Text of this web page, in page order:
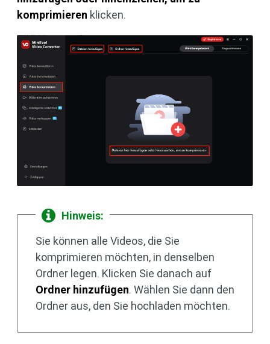
komprimieren klicken.
Hinweis:
Sie können alle Videos, die Sie
komprimieren möchten, in denselben
Ordner legen. Klicken Sie danach auf
Ordner hinzufügen. Wählen Sie dann den
Ordner aus, den Sie hochladen möchten.